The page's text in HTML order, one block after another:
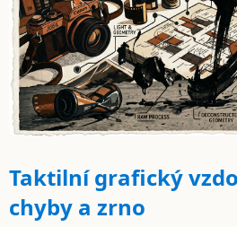
Taktilní grafický
chyby a zrno